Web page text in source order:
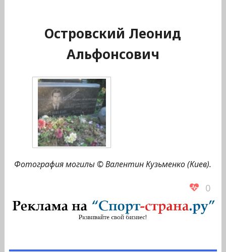
Островский Леонид
Альфонсович
Фотография могилы © Валентин Кузьменко (Киев).
0